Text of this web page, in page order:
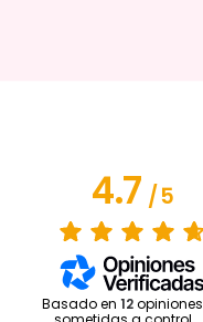
4.7/5
Basado en 12opiniones